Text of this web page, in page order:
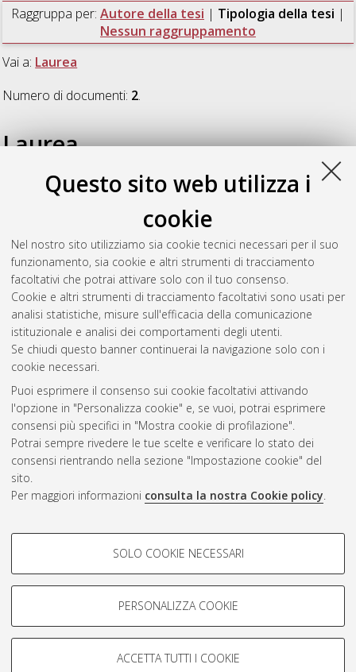
Questo sito web utilizza i
cookie
Nel nostro sito utilizziamo sia cookie tecnici necessari per il suo
funzionamento, sia cookie e altri strumenti di tracciamento
facoltativi che potrai attivare solo con il tuo consenso.
Cookie e altri strumenti di tracciamento facoltativi sono usati per
analisi statistiche, misure sull'efficacia della comunicazione
istituzionale e analisi dei comportamenti degli utenti.
Se chiudi questo banner continuerai la navigazione solo con i
cookie necessari.
Puoi esprimere il consenso sui cookie facoltativi attivando
l'opzione in "Personalizza cookie" e, se vuoi, potrai esprimere
consensi più specifici in "Mostra cookie di profilazione".
Potrai sempre rivedere le tue scelte e verificare lo stato dei
consensi rientrando nella sezione "Impostazione cookie" del
sito.
Per maggiori informazioni consulta la nostra Cookie policy.
COOKIE DI PROFILAZIONE -
Si tratta di cookie utilizzati per analizzare le caratteristiche della
navigazione degli utenti, creare profili in base al loro comportamento
Mostra cookie di profilazione
SOLO COOKIE NECESSARI
PERSONALIZZA COOKIE
ACCETTA TUTTI I COOKIE
Raggruppa per: Autore della tesi | Tipologia della tesi |
Nessun raggruppamento
Vai a: Laurea
Numero di documenti: 2.
Laurea
Gasperini, Stefano(2016)A travel-guidance engine for
Ingegneria informatica [L-DM270]
Sibani, Riccardo(2016)REST SERVER IN JOLIE - Practical Case.
[Laurea], Università di Bologna, Corso di Studio inInformatica
per il management [L-DM270]
Questa lista e' stata generata ilSat Aug 8 23:38:45 2026
CEST
Atom
Rss 1.0
Rss 2.0
AMS Laurea
Impostazioni Cookie
Informativa sulla privacy
Condizioni d’uso del sito